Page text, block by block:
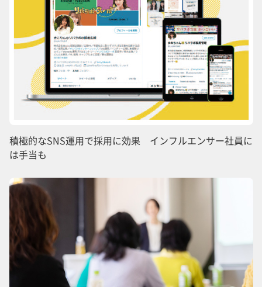
積極的なSNS運用で採用に効果 インフルエンサー社員に
は手当も